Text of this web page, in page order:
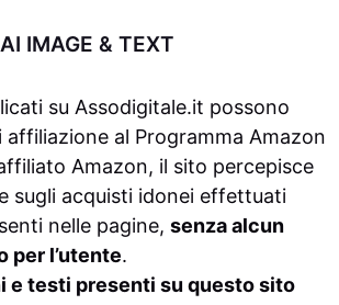
IMAGE & TEXT
su Assodigitale.it possono
al Programma Amazon
Amazon, il sito percepisce
sugli acquisti idonei effettuati
nelle pagine, senza alcun
per l’utente.
e testi presenti su questo sito